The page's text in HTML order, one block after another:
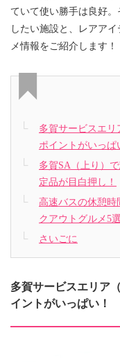
ていて使い勝手は良好
したい施設と、レアア
メ情報をご紹介します！
多賀サービスエ
ポイントがいっぱ
多賀SA（上り）
定品が目白押し！
高速バスの休憩時
クアウトグルメ5選
さいごに
多賀サービスエリア
イントがいっぱい！